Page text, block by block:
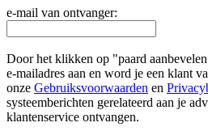
e-mail van ontvanger:
Door het klikken op "paard
e-mailadres aan en word je een klant
onze Gebruiksvoorwaarden en
systeemberichten gerelateerd aan je
klantenservice ontvangen.